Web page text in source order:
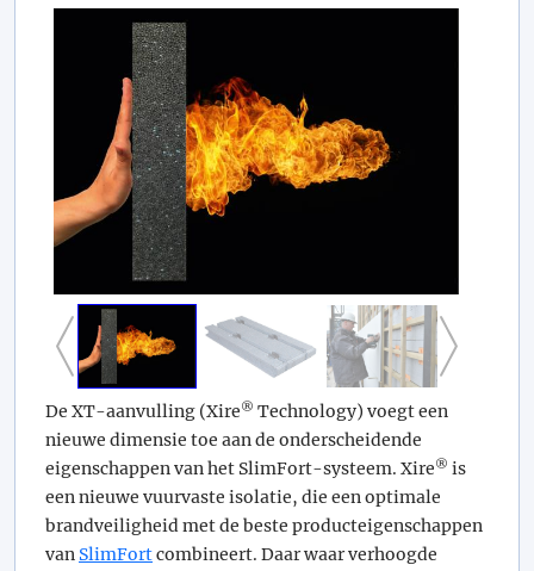
De XT-aanvulling (Xire® Technology) voegt een
nieuwe dimensie toe aan de onderscheidende
eigenschappen van het SlimFort-systeem. Xire® is
een nieuwe vuurvaste isolatie, die een optimale
brandveiligheid met de beste producteigenschappen
van SlimFortcombineert. Daar waar verhoogde